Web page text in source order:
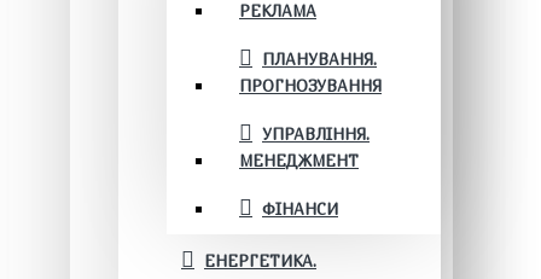
РЕКЛАМА
ПЛАНУВАННЯ.
ПРОГНОЗУВАННЯ
УПРАВЛІННЯ.
МЕНЕДЖМЕНТ
ФІНАНСИ
ЕНЕРГЕТИКА.